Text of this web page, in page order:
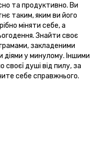
та продуктивно. Ви
таким, яким ви його
міняти себе, а
Знайти своє
закладеними
діями у минулому. Іншими
душі від пилу, за
себе справжнього.